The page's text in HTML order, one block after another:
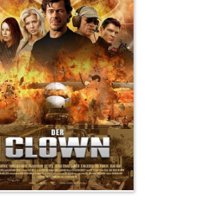
Die Stars:
Wer hat wo gedreht?
Mediathek
Impressum
Datenschutz